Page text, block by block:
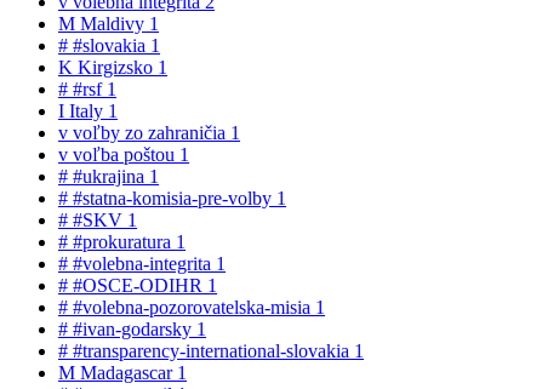
M Maldivy 1
# #slovakia 1
K Kirgizsko 1
# #rsf 1
I Italy 1
v voľby zo zahraničia 1
v voľba poštou 1
# #ukrajina 1
# #statna-komisia-pre-volby 1
# #SKV 1
# #prokuratura 1
# #volebna-integrita 1
# #OSCE-ODIHR 1
# #volebna-pozorovatelska-misia 1
# #ivan-godarsky 1
# #transparency-international-slovakia 1
M Madagascar 1